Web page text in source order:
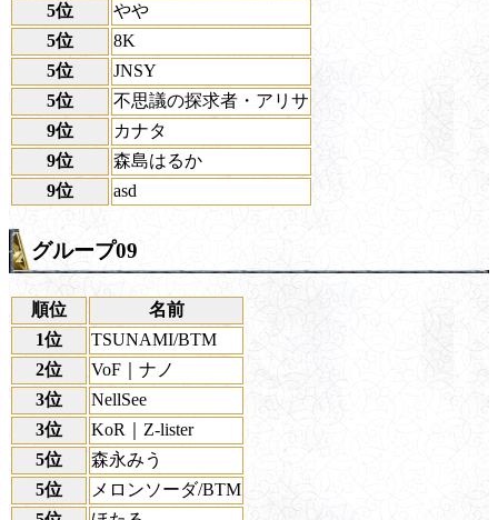
5位
やや
5位
8K
5位
JNSY
5位
不思議の探求者・アリサ
9位
カナタ
9位
森島はるか
9位
asd
グループ09
順位
名前
1位
TSUNAMI/BTM
2位
VoF｜ナノ
3位
NellSee
3位
KoR｜Z-lister
5位
森永みう
5位
メロンソーダ/BTM